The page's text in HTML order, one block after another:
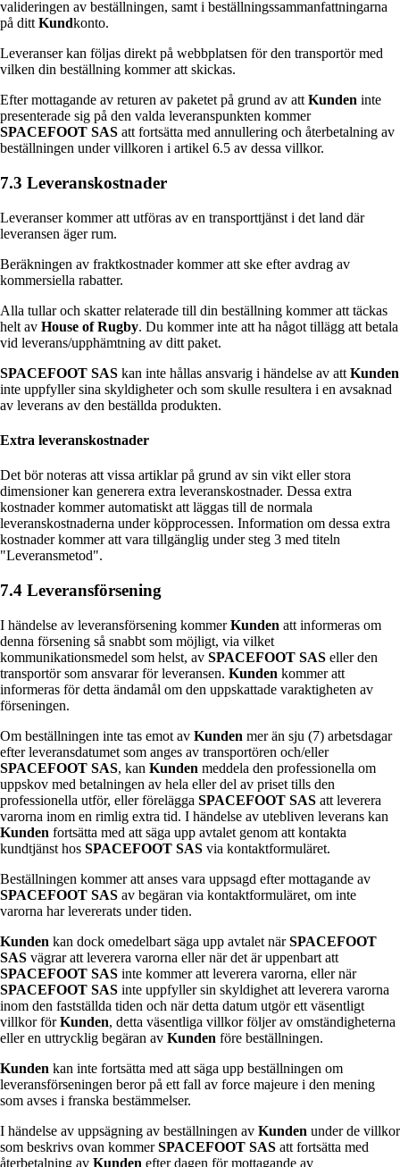
valideringen av beställningen, samt i beställningssammanfattningarna
på dittKundkonto.
Leveranser kan följas direkt på webbplatsen för den transportör med
vilken din beställning kommer att skickas.
Efter mottagande av returen av paketet på grund av attKunden inte
presenterade sig på den valda leveranspunkten kommer
SPACEFOOT SAS att fortsätta med annullering och återbetalning av
beställningen under villkoren i artikel 6.5 av dessa villkor.
7.3 Leveranskostnader
Leveranser kommer att utföras av en transporttjänst i det land där
leveransen äger rum.
Beräkningen av fraktkostnader kommer att ske efter avdrag av
kommersiella rabatter.
Alla tullar och skatter relaterade till din beställning kommer att täckas
helt av House of Rugby. Du kommer inte att ha något tillägg att betala
vid leverans/upphämtning av ditt paket.
SPACEFOOT SAS kan inte hållas ansvarig i händelse av att Kunden
inte uppfyller sina skyldigheter och som skulle resultera i en avsaknad
av leverans av den beställda produkten.
Extra leveranskostnader
Det bör noteras att vissa artiklar på grund av sin vikt eller stora
dimensioner kan generera extra leveranskostnader. Dessa extra
kostnader kommer automatiskt att läggas till de normala
leveranskostnaderna under köpprocessen. Information om dessa extra
kostnader kommer att vara tillgänglig under steg 3 med titeln
"Leveransmetod".
7.4 Leveransförsening
I händelse av leveransförsening kommerKunden att informeras om
denna försening så snabbt som möjligt, via vilket
kommunikationsmedel som helst, av SPACEFOOT SAS eller den
transportör som ansvarar för leveransen. Kunden kommer att
informeras för detta ändamål om den uppskattade varaktigheten av
förseningen.
Om beställningen inte tas emot av Kunden mer än sju (7) arbetsdagar
efter leveransdatumet som anges av transportören och/eller
SPACEFOOT SAS, kan Kunden meddela den professionella om
uppskov med betalningen av hela eller del av priset tills den
professionella utför, eller förelägga SPACEFOOT SAS att leverera
varorna inom en rimlig extra tid. I händelse av utebliven leverans kan
Kunden fortsätta med att säga upp avtalet genom att kontakta
kundtjänst hos SPACEFOOT SAS via kontaktformuläret.
Beställningen kommer att anses vara uppsagd efter mottagande av
SPACEFOOT SAS av begäran via kontaktformuläret, om inte
varorna har levererats under tiden.
Kunden kan dock omedelbart säga upp avtalet närSPACEFOOT
SAS vägrar att leverera varorna eller när det är uppenbart att
SPACEFOOT SAS inte kommer att leverera varorna, eller när
SPACEFOOT SAS inte uppfyller sin skyldighet att leverera varorna
inom den fastställda tiden och när detta datum utgör ett väsentligt
villkor förKunden, detta väsentliga villkor följer av omständigheterna
eller en uttrycklig begäran av Kunden före beställningen.
Kunden kan inte fortsätta med att säga upp beställningen om
leveransförseningen beror på ett fall av force majeure i den mening
som avses i franska bestämmelser.
I händelse av uppsägning av beställningen av Kunden under de villkor
som beskrivs ovan kommerSPACEFOOT SAS att fortsätta med
återbetalning av Kunden efter dagen för mottagande av